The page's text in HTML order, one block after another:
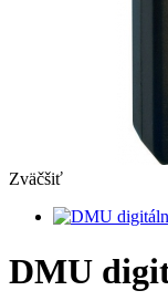
Zväčšiť
DMU